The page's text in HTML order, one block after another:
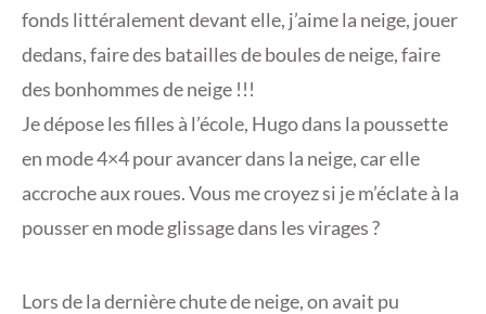
fonds littéralement devant elle, j’aime la neige, jouer
dedans, faire des batailles de boules de neige, faire
des bonhommes de neige !!!
Je dépose les filles à l’école, Hugo dans la poussette
en mode 4×4 pour avancer dans la neige, car elle
accroche aux roues. Vous me croyez si je m’éclate à la
pousser en mode glissage dans les virages ?
Lors de la dernière chute de neige, on avait pu